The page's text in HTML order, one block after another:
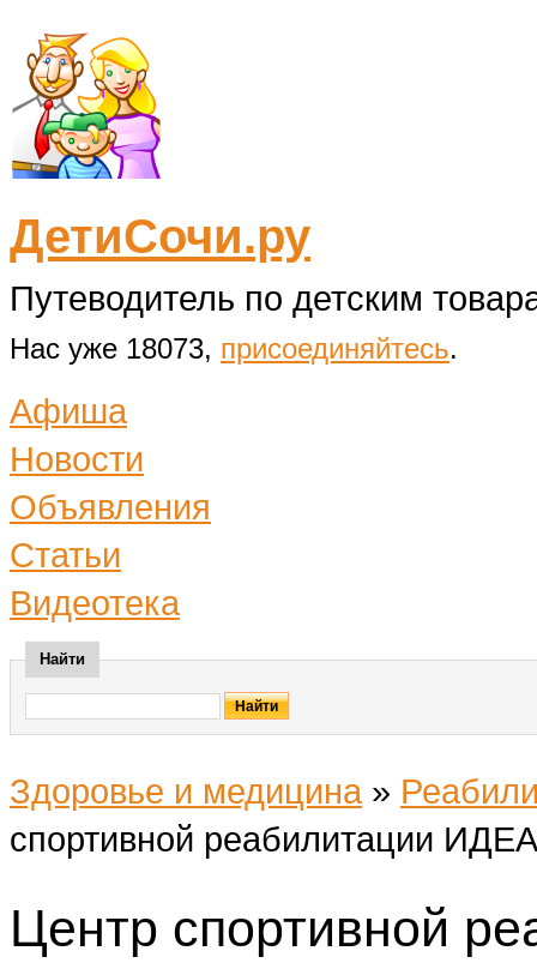
ДетиСочи.ру
Путеводитель по детским
Нас уже 18073, присоединяйтесь.
Афиша
Новости
Объявления
Статьи
Видеотека
Найти
Здоровье и медицина »
спортивной реабилитации
Центр спортивной